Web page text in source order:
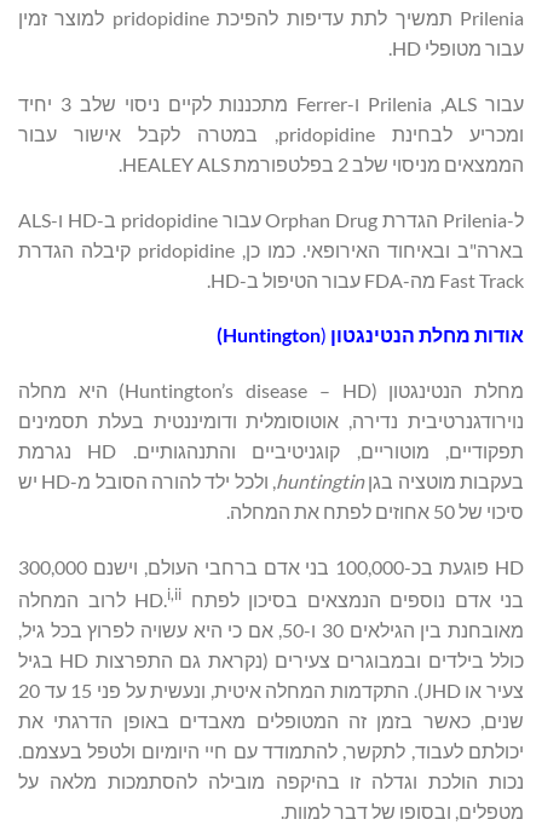
Prilenia תמשיך לתת עדיפות להפיכת pridopidine למוצר זמין
עבור מטופלי HD.
עבור ALS, ‏Prilenia ו-Ferrer מתכננות לקיים ניסוי שלב 3 יחיד
ומכריע לבחינת pridopidine, במטרה לקבל אישור עבור
הממצאים מניסוי שלב 2 בפלטפורמת HEALEY ALS.
ל-Prilenia הגדרת Orphan Drug עבור pridopidine ב-HD ו-ALS
בארה"ב ובאיחוד האירופאי. כמו כן, pridopidine קיבלה הגדרת
Fast Track מה-FDA עבור הטיפול ב-HD.
אודות מחלת הנטינגטון (
Huntington
)
מחלת הנטינגטון (Huntington’s disease – HD) היא מחלה
נוירודגנרטיבית נדירה, אוטוסומלית ודומיננטית בעלת תסמינים
תפקודיים, מוטוריים, קוגניטיביים והתנהגותיים. HD נגרמת
בעקבות מוטציה בגןhuntingtin
, ולכל ילד להורה הסובל מ-HD יש
סיכוי של 50 אחוזים לפתח את המחלה.
HD פוגעת בכ-100,000 בני אדם ברחבי העולם, וישנם 300,000
בני אדם נוספים הנמצאים בסיכון לפתח HD. i,ii
לרוב המחלה
מאובחנת בין הגילאים 30 ו-50, אם כי היא עשויה לפרוץ בכל גיל,
כולל בילדים ובמבוגרים צעירים (נקראת גם התפרצות HD בגיל
צעיר או JHD). התקדמות המחלה איטית, ונעשית על פני 15 עד 20
שנים, כאשר בזמן זה המטופלים מאבדים באופן הדרגתי את
יכולתם לעבוד, לתקשר, להתמודד עם חיי היומיום ולטפל בעצמם.
נכות הולכת וגדלה זו בהיקפה מובילה להסתמכות מלאה על
מטפלים, ובסופו של דבר למוות.